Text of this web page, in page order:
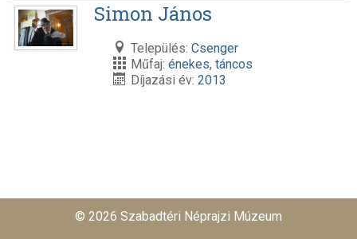
Simon János
Település: Csenger
Műfaj: énekes, táncos
Díjazási év: 2013
© 2026 Szabadtéri Néprajzi Múzeum